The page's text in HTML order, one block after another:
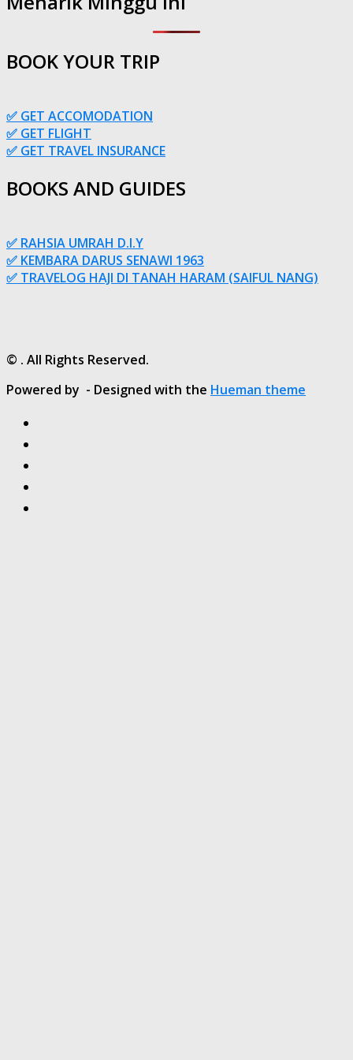
BOOK YOUR TRIP
✅ GET ACCOMODATION
✅ GET FLIGHT
✅ GET TRAVEL INSURANCE
BOOKS AND GUIDES
✅ RAHSIA UMRAH D.I.Y
✅ KEMBARA DARUS SENAWI 1963
✅ TRAVELOG HAJI DI TANAH HARAM (SAIFUL NANG)
© . All Rights Reserved.
Powered by - Designed with the Hueman theme